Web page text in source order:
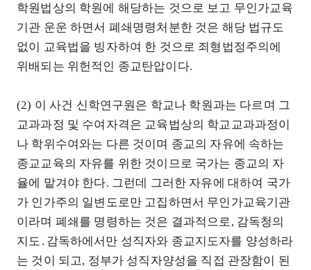
학원법상의 학원에 해당하는 것으로 보고 무인가교육
기관 운운 하면서 폐쇄명령처분한 것은 해당 법규도
없이 교육법을 빙자하여 한 것으로 죄형법정주의에
위배되는 위헌적인 종교탄압이다.
(2) 이 사건 신학연구원은 학교나 학원과는 다르며 그
교과과정 및 수여자격은 교육법상의 학교교과과정이
나 학위수여와는 다른 것이며 종교의 자유에 속하는
종교교육의 자유를 위한 것이므로 국가는 종교의 자
율에 맡겨야 한다. 그런데 그러한 자유에 대하여 국가
가 인가주의 일변도로만 고집하면서 무인가교육기관
이라며 폐쇄를 명령하는 것은 결과적으로, 감독청의
지도․감독하에서만 성직자와 종교지도자를 양성하라
는 것이 되고, 정부가 성직자양성을 직접 관장함이 된